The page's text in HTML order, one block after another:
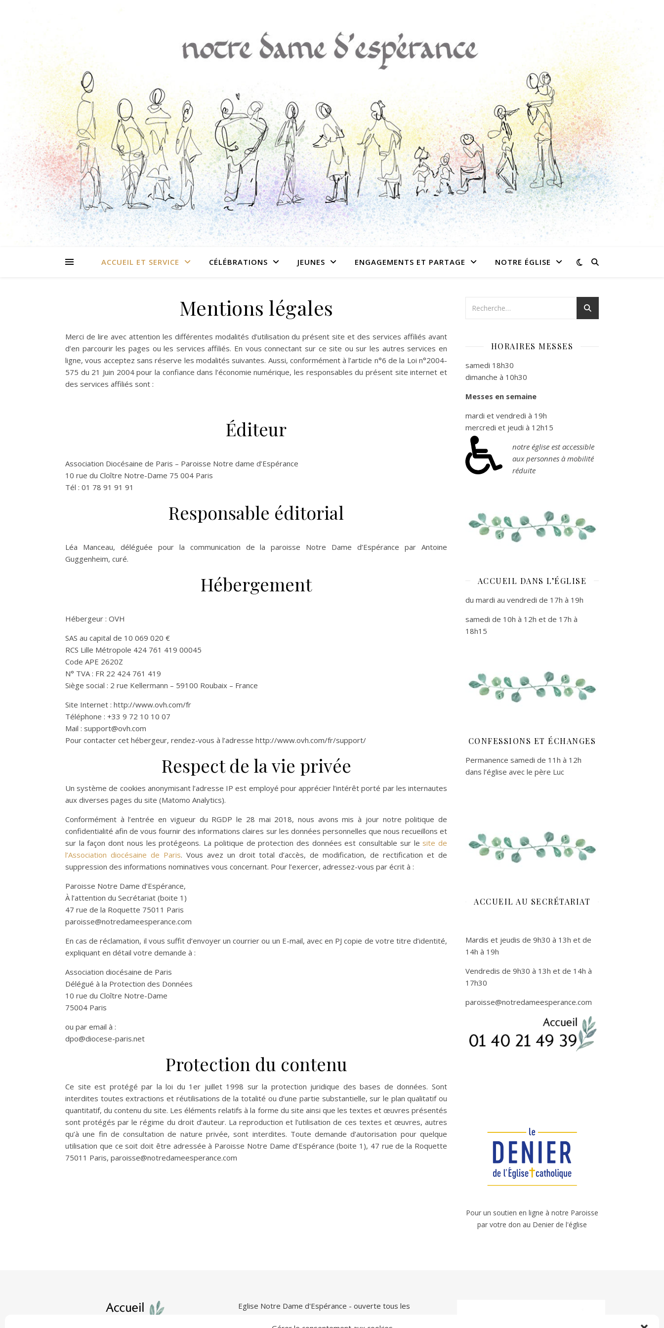
ACCUEIL ET SERVICE CÉLÉBRATIONS JEUNES ENGAGEMENTS ET PARTAGE NOTRE ÉGLISE
Mentions légales
Merci de lire avec attention les différentes modalités d’utilisation du présent site et des services affiliés avant
d’en parcourir les pages ou les services affiliés. En vous connectant sur ce site ou sur les autres services en
ligne, vous acceptez sans réserve les modalités suivantes. Aussi, conformément à l’article n°6 de la Loi n°2004-
575 du 21 Juin 2004 pour la confiance dans l’économie numérique, les responsables du présent site internet et
des services affiliés sont :
Éditeur
Association Diocésaine de Paris – Paroisse Notre dame d’Espérance
10 rue du Cloître Notre-Dame 75 004 Paris
Tél : 01 78 91 91 91
Responsable éditorial
Léa Manceau, déléguée pour la communication de la paroisse Notre Dame d’Espérance par Antoine
Guggenheim, curé.
Hébergement
Hébergeur : OVH
SAS au capital de 10 069 020 €
RCS Lille Métropole 424 761 419 00045
Code APE 2620Z
N° TVA : FR 22 424 761 419
Siège social : 2 rue Kellermann – 59100 Roubaix – France
Site Internet : http://www.ovh.com/fr
Téléphone : +33 9 72 10 10 07
Mail : support@ovh.com
Pour contacter cet hébergeur, rendez-vous à l’adresse http://www.ovh.com/fr/support/
Respect de la vie privée
Un système de cookies anonymisant l’adresse IP est employé pour apprécier l’intérêt porté par les internautes
aux diverses pages du site (Matomo Analytics).
Conformément à l’entrée en vigueur du RGDP le 28 mai 2018, nous avons mis à jour notre politique de
confidentialité afin de vous fournir des informations claires sur les données personnelles que nous recueillons et
sur la façon dont nous les protégeons. La politique de protection des données est consultable sur le site de
l’Association diocésaine de Paris. Vous avez un droit total d’accès, de modification, de rectification et de
suppression des informations nominatives vous concernant. Pour l’exercer, adressez-vous par écrit à :
Paroisse Notre Dame d’Espérance,
À l’attention du Secrétariat (boite 1)
47 rue de la Roquette 75011 Paris
paroisse@notredameesperance.com
En cas de réclamation, il vous suffit d’envoyer un courrier ou un E-mail, avec en PJ copie de votre titre d’identité,
expliquant en détail votre demande à :
Association diocésaine de Paris
Délégué à la Protection des Données
10 rue du Cloître Notre-Dame
75004 Paris
ou par email à :
dpo@diocese-paris.net
Protection du contenu
Ce site est protégé par la loi du 1er juillet 1998 sur la protection juridique des bases de données. Sont
interdites toutes extractions et réutilisations de la totalité ou d’une partie substantielle, sur le plan qualitatif ou
quantitatif, du contenu du site. Les éléments relatifs à la forme du site ainsi que les textes et œuvres présentés
sont protégés par le régime du droit d’auteur. La reproduction et l’utilisation de ces textes et œuvres, autres
qu’à une fin de consultation de nature privée, sont interdites. Toute demande d’autorisation pour quelque
utilisation que ce soit doit être adressée à Paroisse Notre Dame d’Espérance (boite 1), 47 rue de la Roquette
75011 Paris, paroisse@notredameesperance.com
HORAIRES MESSES
samedi 18h30
dimanche à 10h30
Messes en semaine
mardi et vendredi à 19h
mercredi et jeudi à 12h15
notre église est accessible
aux personnes à mobilité
réduite
ACCUEIL DANS L’ÉGLISE
du mardi au vendredi de 17h à 19h
samedi de 10h à 12h et de 17h à
18h15
CONFESSIONS ET ÉCHANGES
Permanence samedi de 11h à 12h
dans l’église avec le père Luc
ACCUEIL AU SECRÉTARIAT
Mardis et jeudis de 9h30 à 13h et de
14h à 19h
Vendredis de 9h30 à 13h et de 14h à
17h30
paroisse@notredameesperance.com
Pour un soutien en ligne à notre Paroisse
par votre don au Denier de l'église
Eglise Notre Dame d'Espérance - ouverte tous les